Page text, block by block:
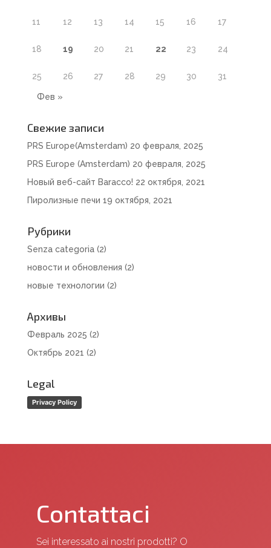
11 12 13 14 15 16 17
18 19 20 21 22 23 24
25 26 27 28 29 30 31
Фев »
Свежие записи
PRS Europe(Amsterdam) 20 февраля, 2025
PRS Europe (Amsterdam) 20 февраля, 2025
Новый веб-сайт Baracco! 22 октября, 2021
Пиролизные печи 19 октября, 2021
Рубрики
Senza categoria(2)
новости и обновления (2)
новые технологии (2)
Архивы
Февраль 2025 (2)
Октябрь 2021 (2)
Legal
Privacy Policy
Contattaci
Sei interessato ai nostri prodotti? O